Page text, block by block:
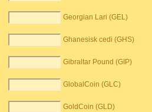
Georgian Lari (GEL)
Ghanesisk cedi (GHS)
Gibraltar Pound (GIP)
GlobalCoin (GLC)
GoldCoin (GLD)